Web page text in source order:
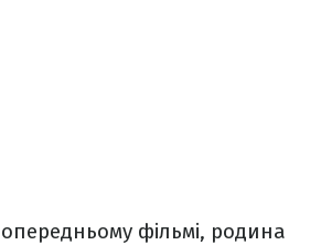
фільмі, родина